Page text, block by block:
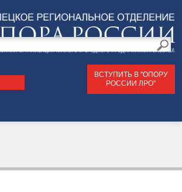
ВСТУПИТЬ В "ОПОРУ
РОССИИ ЛРО"